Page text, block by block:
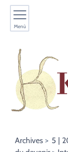
Menù
Archives
5 |